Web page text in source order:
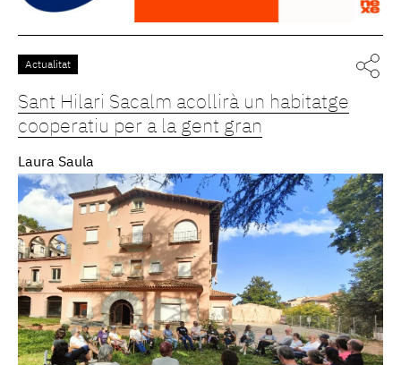
Actualitat
Sant Hilari Sacalm acollirà un habitatge
cooperatiu per a la gent gran
Laura Saula